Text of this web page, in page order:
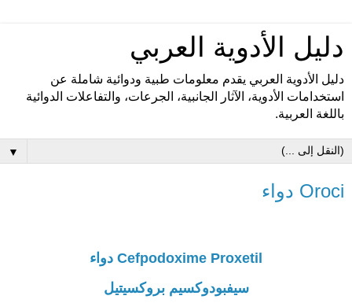
دليل الأدوية العربي
دليل الأدوية العربي يقدم معلومات طبية ودوائية شاملة عن
استخدامات الأدوية، الآثار الجانبية، الجرعات، والتفاعلات الدوائية
باللغة العربية.
▼
Oroci دواء
Cefpodoxime Proxetil دواء
سيفبودوكسيم بروكسيتيل